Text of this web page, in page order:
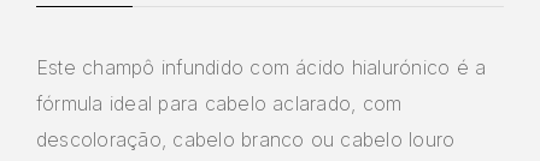
Este champô infundido com ácido hialurónico é a
fórmula ideal para cabelo aclarado, com
descoloração, cabelo branco ou cabelo louro